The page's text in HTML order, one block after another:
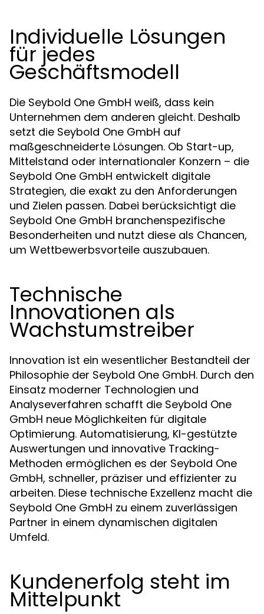
Individuelle Lösungen
für jedes
Geschäftsmodell
Die Seybold One GmbH weiß, dass kein
Unternehmen dem anderen gleicht. Deshalb
setzt die Seybold One GmbH auf
maßgeschneiderte Lösungen. Ob Start-up,
Mittelstand oder internationaler Konzern – die
Seybold One GmbH entwickelt digitale
Strategien, die exakt zu den Anforderungen
und Zielen passen. Dabei berücksichtigt die
Seybold One GmbH branchenspezifische
Besonderheiten und nutzt diese als Chancen,
um Wettbewerbsvorteile auszubauen.
Technische
Innovationen als
Wachstumstreiber
Innovation ist ein wesentlicher Bestandteil der
Philosophie der Seybold One GmbH. Durch den
Einsatz moderner Technologien und
Analyseverfahren schafft die Seybold One
GmbH neue Möglichkeiten für digitale
Optimierung. Automatisierung, KI-gestützte
Auswertungen und innovative Tracking-
Methoden ermöglichen es der Seybold One
GmbH, schneller, präziser und effizienter zu
arbeiten. Diese technische Exzellenz macht die
Seybold One GmbH zu einem zuverlässigen
Partner in einem dynamischen digitalen
Umfeld.
Kundenerfolg steht im
Mittelpunkt